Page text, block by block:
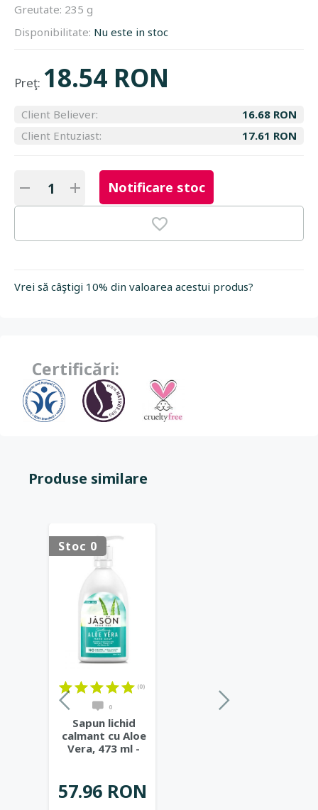
Greutate: 235 g
Disponibilitate: Nu este in stoc
Preţ: 18.54 RON
Client Believer:
16.68 RON
Client Entuziast:
17.61 RON
Notificare stoc
Vrei să câştigi 10% din valoarea acestui produs?
Certificări:
Produse similare
Stoc 0
(0)
0
Sapun lichid
calmant cu Aloe
Vera, 473 ml -
57.96 RON